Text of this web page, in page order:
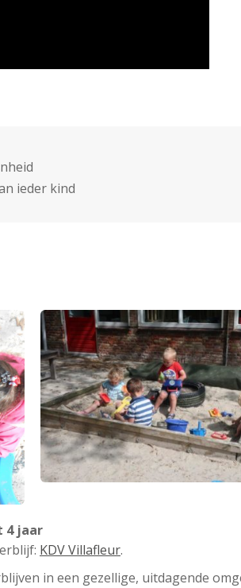
ieder kind
4 jaar
KDV Villafleur.
in een gezellige, uitdagende